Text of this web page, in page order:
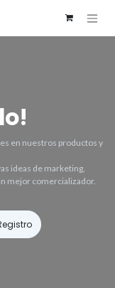
en nuestros productos y
ideas de marketing,
mejor comercializador.